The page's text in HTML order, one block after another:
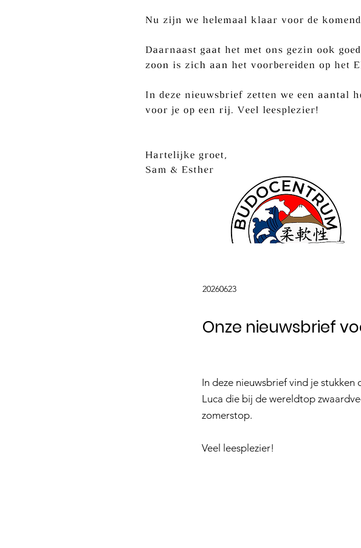
20260623
Onze nieuwsbrief
In deze nieuwsbrief vind je
Luca die bij de wereldtop
zomerstop.
Veel leesplezier!